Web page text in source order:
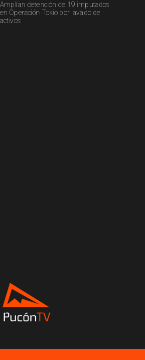
Amplían detención de 19 imputados
en Operación Tokio por lavado de
activos